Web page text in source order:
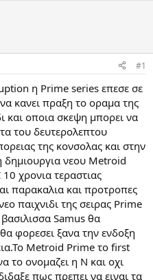
#1
η Prime series επεσε σε
κανει πραξη το οραμα της
και οποια σκεψη μπορει να
του δευτερολεπτου
της κονσολας και στην
δημιουργια νεου Metroid
χρονια τεραστιας
παρακαλια και προτροπες
παιχνιδι της σειρας Prime
Samus θα
φορεσει ξανα την ενδοξη
Metroid Prime το first
το ονομαζει η Ν και οχι
πως πρεπει να ειναι τα